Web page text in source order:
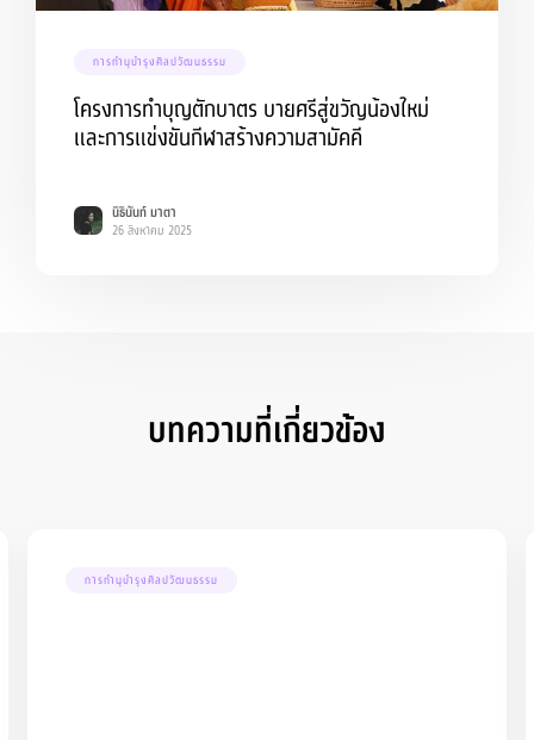
การทำนุบำรุงศิลปวัฒนธรรม
โครงการทำบุญตักบาตร บายศรีสู่ขวัญน้องใหม่
และการแข่งขันกีฬาสร้างความสามัคคี
นิธินันท์ มาตา
26 สิงหาคม 2025
บทความที่เกี่ยวข้อง
การทำนุบำรุงศิลปวัฒนธรรม